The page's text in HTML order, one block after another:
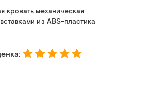
кровать механическая
из ABS-пластика